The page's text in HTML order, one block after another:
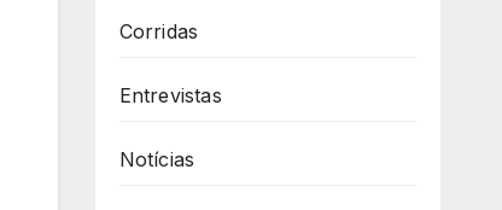
Corridas
Entrevistas
Notícias